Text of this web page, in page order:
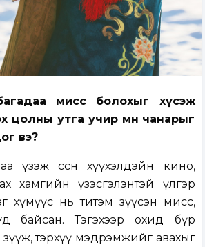
мисс болохыг хүсэж
цолны утга учир мөн чанарыг
вэ?
үзэж өссөн хүүхэлдэйн кино,
хамгийн үзэсгэлэнтэй үлгэр
хүмүүс нь титэм зүүсэн мисс,
байсан. Тэгэхээр охид бүр
зүүж, тэрхүү мэдрэмжийг авахыг